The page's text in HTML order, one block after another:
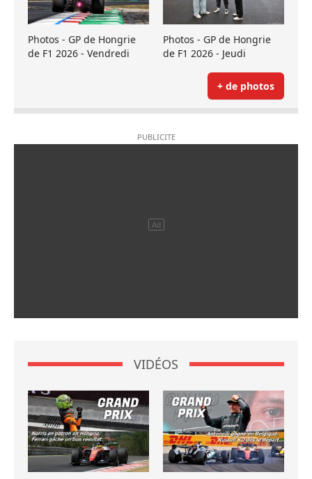
Photos - GP de Hongrie
de F1 2026 - Vendredi
Photos - GP de Hongrie
de F1 2026 - Jeudi
+ de photos
VIDÉOS